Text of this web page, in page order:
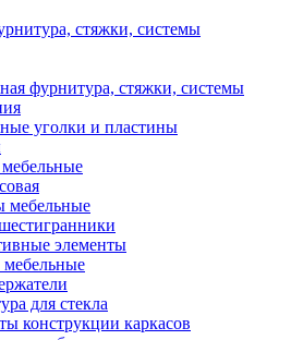
стяжки, системы
фурнитура, стяжки, системы
уголки и пластины
мебельные
элементы
для стекла
конструкции каркасов